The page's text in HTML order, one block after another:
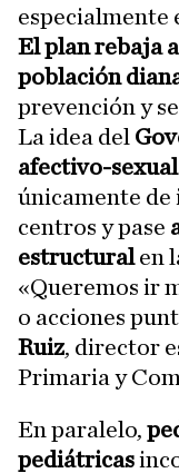
especialmente
El plan rebaja
población
prevención y
La idea del
afectivo-sexual
únicamente de
centros y pase
estructuralen
«Queremos ir
o acciones
Ruiz, director
Primaria y
En paralelo,
pediátricas